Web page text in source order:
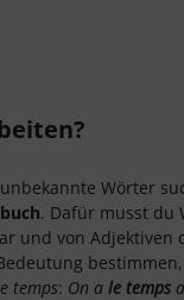
Wörter
. Dafür musst du
und von Adjektiven
temps: On a le temps